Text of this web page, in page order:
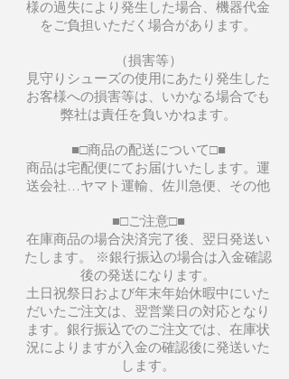
様の過失により発生した場合、機器代金
をご負担いただく場合があります。
（損害等）
見守りシューズの使用にあたり発生した
お客様への損害等は、いかなる場合でも
弊社は責任を負いかねます。
■□商品の配送について□■
商品は宅配便にてお届けいたします。運
送会社…ヤマト運輸、佐川急便、その他
■□ご注意□■
在庫商品の場合決済完了後、翌日発送い
たします。 ※銀行振込の場合は入金確認
後の発送になります。
土日祝祭日および年末年始休暇中にいた
だいたご注文は、翌営業日の対応となり
ます。銀行振込でのご注文では、在庫状
況によりますが入金の確認後に発送いた
します。